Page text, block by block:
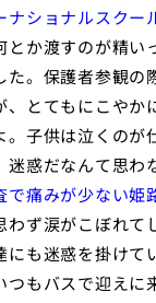
ナショナルスクー
とか渡すのが精い
。保護者参観の
、とてもにこや
。子供は泣くのが
迷惑だなんて思
で痛みが少ない姫
わず涙がこぼれて
にも迷惑を掛けて
つもバスで迎えに